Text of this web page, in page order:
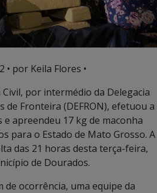
• por Keila Flores •
Civil, por intermédio da Delegacia
de Fronteira (DEFRON), efetuou a
apreendeu 17 kg de maconha
para o Estado de Mato Grosso. A
das 21 horas desta terça-feira,
de Dourados.
de ocorrência, uma equipe da